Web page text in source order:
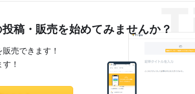
稿・販売を始めてみませんか？
売できます！
！